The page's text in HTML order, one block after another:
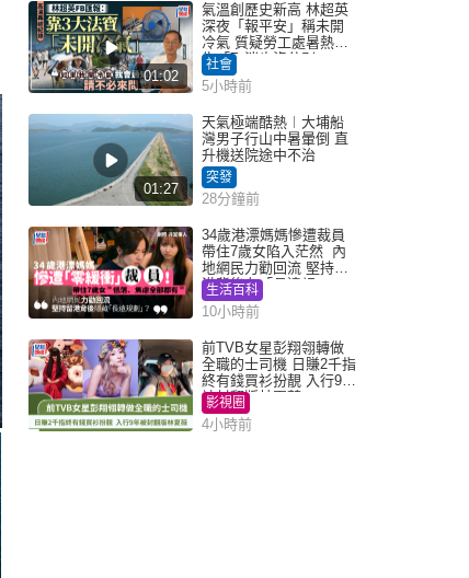
01:02
氣溫創歷史新高 林超英
深夜「報平安」稱未開
冷氣 質疑勞工處暑熱警
告「取消也沒分別」
社會
5小時前
01:27
天氣極端酷熱︱大埔船
灣男子行山中暑暈倒 直
升機送院途中不治
突發
28分鐘前
34歲港漂媽媽慘遭裁員
帶住7歲女陷入茫然 內
地網民力勸回流 堅持留
港背後有「長遠規
劃」？
生活百科
10小時前
前TVB女星彭翔翎轉做
全職的士司機 日賺2千指
終有錢買衫扮靚 入行9年
被封翻版林夏薇
影視圈
4小時前